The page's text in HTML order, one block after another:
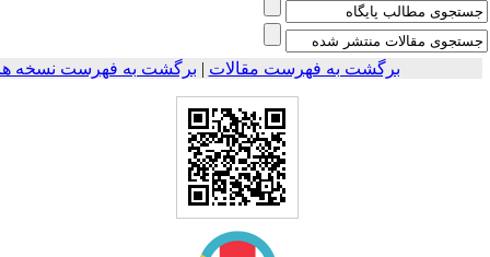
برگشت به فهرست مقالات| برگشت به فهرست نسخه ها